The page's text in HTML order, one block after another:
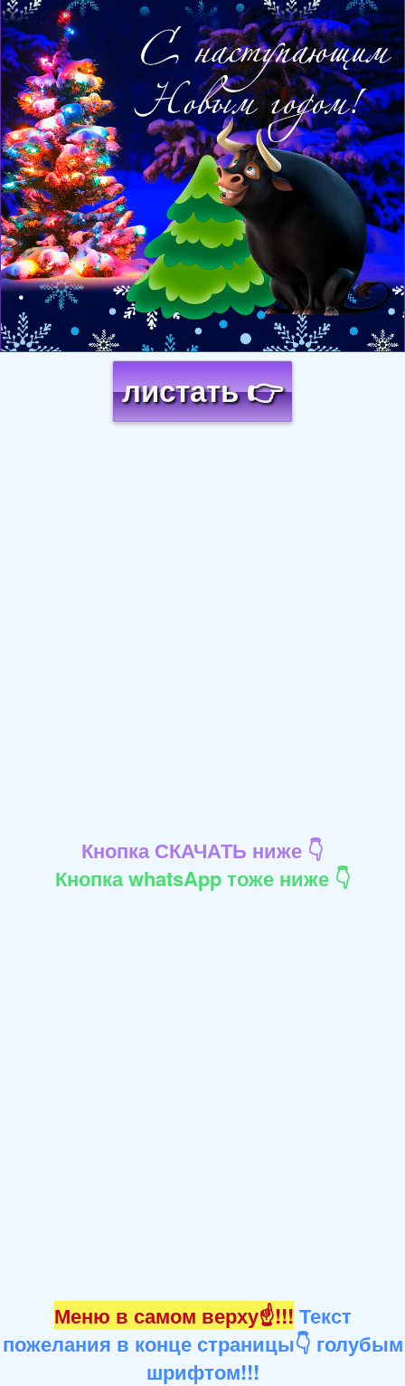
листать 👉
Кнопка СКАЧАТЬ ниже 👇
Кнопка whatsApp тоже ниже 👇
Меню в самом верху☝!!! Текст
пожелания в конце страницы👇 голубым
шрифтом!!!